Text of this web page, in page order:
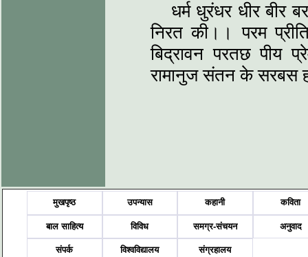
धर्म धुरंधर धीर बीर
निरत की।। परम
बिद्रावन परतछ पीय
रामानुज संतन के सरबस
मुखपृष्ठ उपन्यास कहानी कविता
बाल साहित्य विविध समग्र-संचयन अनुवाद
संपर्क विश्वविद्यालय संग्रहालय